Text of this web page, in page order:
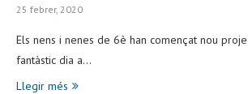
25 febrer, 2020
Els nens i nenes de 6è han començat nou
fantàstic dia a…
Llegir més